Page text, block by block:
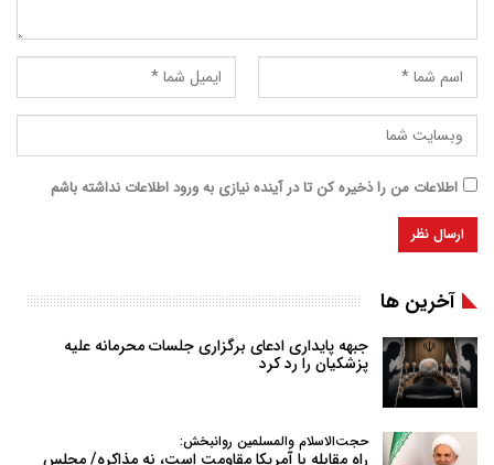
اطلاعات من را ذخیره کن تا در آینده نیازی به ورود اطلاعات نداشته باشم
آخرین ها
جبهه پایداری ادعای برگزاری جلسات محرمانه علیه
پزشکیان را رد کرد
حجت‌الاسلام والمسلمین روانبخش:
راه مقابله با آمریکا مقاومت است، نه مذاکره/ مجلس